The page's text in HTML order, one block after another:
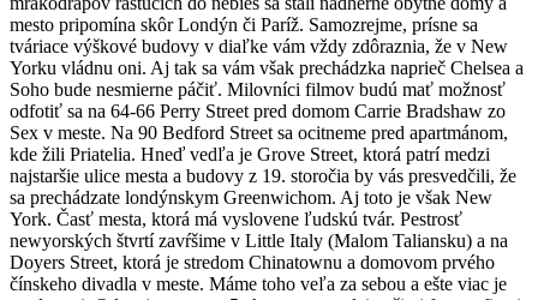
mesto pripomína skôr Londýn či Paríž. Samozrejme, prísne sa
tváriace výškové budovy v diaľke vám vždy zdôraznia, že v New
Yorku vládnu oni. Aj tak sa vám však prechádzka naprieč Chelsea a
Soho bude nesmierne páčiť. Milovníci filmov budú mať možnosť
odfotiť sa na 64-66 Perry Street pred domom Carrie Bradshaw zo
Sex v meste. Na 90 Bedford Street sa ocitneme pred apartmánom,
kde žili Priatelia. Hneď vedľa je Grove Street, ktorá patrí medzi
najstaršie ulice mesta a budovy z 19. storočia by vás presvedčili, že
sa prechádzate londýnskym Greenwichom. Aj toto je však New
York. Časť mesta, ktorá má vyslovene ľudskú tvár. Pestrosť
newyorských štvrtí zavŕšime v Little Italy (Malom Taliansku) a na
Doyers Street, ktorá je stredom Chinatownu a domovom prvého
čínskeho divadla v meste. Máme toho veľa za sebou a ešte viac je